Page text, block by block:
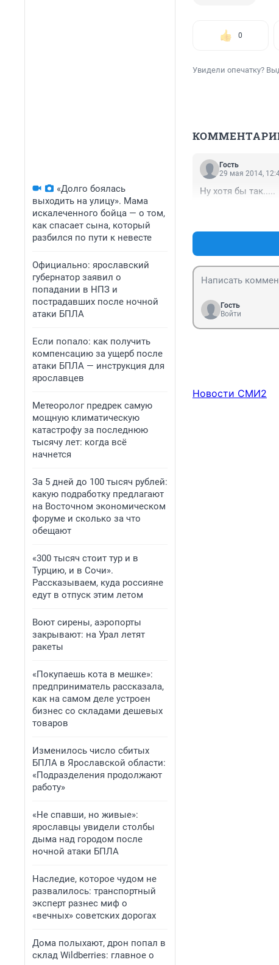
«Долго боялась
выходить на улицу». Мама
искалеченного бойца — о том,
как спасает сына, который
разбился по пути к невесте
Официально: ярославский
губернатор заявил о
попадании в НПЗ и
пострадавших после ночной
атаки БПЛА
Если попало: как получить
компенсацию за ущерб после
атаки БПЛА — инструкция для
ярославцев
Метеоролог предрек самую
мощную климатическую
катастрофу за последнюю
тысячу лет: когда всё
начнется
За 5 дней до 100 тысяч рублей:
какую подработку предлагают
на Восточном экономическом
форуме и сколько за что
обещают
«300 тысяч стоит тур и в
Турцию, и в Сочи».
Рассказываем, куда россияне
едут в отпуск этим летом
Воют сирены, аэропорты
закрывают: на Урал летят
ракеты
«Покупаешь кота в мешке»:
предприниматель рассказала,
как на самом деле устроен
бизнес со складами дешевых
товаров
Изменилось число сбитых
БПЛА в Ярославской области:
«Подразделения продолжают
работу»
«Не спавши, но живые»:
ярославцы увидели столбы
дыма над городом после
ночной атаки БПЛА
Наследие, которое чудом не
развалилось: транспортный
эксперт разнес миф о
«вечных» советских дорогах
Дома полыхают, дрон попал в
склад Wildberries: главное о
0
Увидели опечатку?
Гость
29 мая 2014,
Ну хотя бы так.....
Гость
Войти
Новости СМИ2